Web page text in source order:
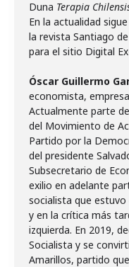
Duna Terapia
En la actualidad
la revista Santiago
para el sitio Digital
Óscar Guillermo
economista,
Actualmente parte
del Movimiento de
Partido por la
del presidente
Subsecretario de
exilio en adelante
socialista que
y en la crítica más
izquierda. En 2019,
Socialista y se
Amarillos, partido